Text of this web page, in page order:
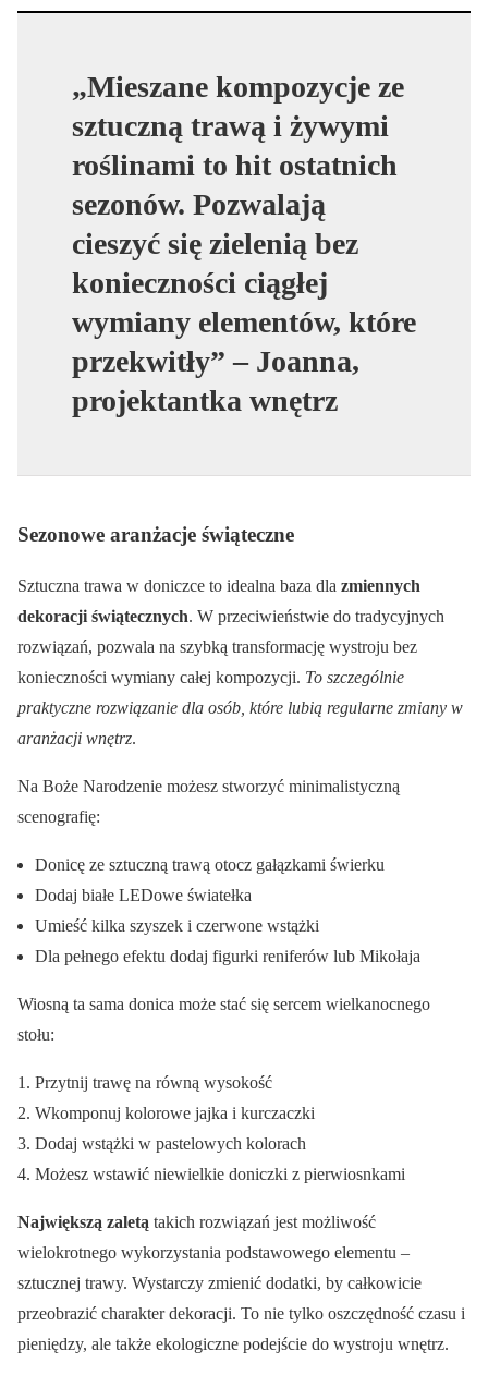
„Mieszane kompozycje ze
sztuczną trawą i żywymi
roślinami to hit ostatnich
sezonów. Pozwalają
cieszyć się zielenią bez
konieczności ciągłej
wymiany elementów, które
przekwitły” – Joanna,
projektantka wnętrz
Sezonowe aranżacje świąteczne
Sztuczna trawa w doniczce to idealna baza dla zmiennych
dekoracji świątecznych. W przeciwieństwie do tradycyjnych
rozwiązań, pozwala na szybką transformację wystroju bez
konieczności wymiany całej kompozycji. To szczególnie
praktyczne rozwiązanie dla osób, które lubią regularne zmiany w
aranżacji wnętrz.
Na Boże Narodzenie możesz stworzyć minimalistyczną
scenografię:
Donicę ze sztuczną trawą otocz gałązkami świerku
Dodaj białe LEDowe światełka
Umieść kilka szyszek i czerwone wstążki
Dla pełnego efektu dodaj figurki reniferów lub Mikołaja
Wiosną ta sama donica może stać się sercem wielkanocnego
stołu:
Przytnij trawę na równą wysokość
Wkomponuj kolorowe jajka i kurczaczki
Dodaj wstążki w pastelowych kolorach
Możesz wstawić niewielkie doniczki z pierwiosnkami
Największą zaletą takich rozwiązań jest możliwość
wielokrotnego wykorzystania podstawowego elementu –
sztucznej trawy. Wystarczy zmienić dodatki, by całkowicie
przeobrazić charakter dekoracji. To nie tylko oszczędność czasu i
pieniędzy, ale także ekologiczne podejście do wystroju wnętrz.